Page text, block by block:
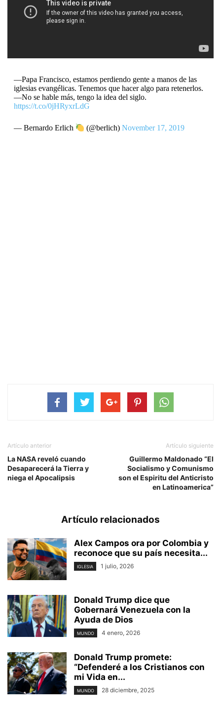
—Papa Francisco, estamos perdiendo gente a manos de las
iglesias evangélicas. Tenemos que hacer algo para retenerlos.
—No se hable más, tengo la idea del siglo.
https://t.co/0jHRyxrLdG
— Bernardo Erlich (@berlich) November 17, 2019
Artículo anterior
La NASA reveló cuando
Desaparecerá la Tierra y
niega el Apocalipsis
Artículo siguiente
Guillermo Maldonado “El
Socialismo y Comunismo
son el Espiritu del Anticristo
en Latinoamerica”
Artículo relacionados
Alex Campos ora por Colombia y
reconoce que su país necesita...
IGLESIA 1 julio, 2026
Donald Trump dice que
Gobernará Venezuela con la
Ayuda de Dios
MUNDO 4 enero, 2026
Donald Trump promete:
“Defenderé a los Cristianos con
mi Vida en...
MUNDO 28 diciembre, 2025